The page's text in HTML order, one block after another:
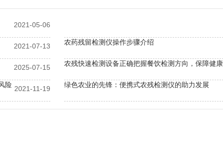
2021-05-06
农药残留检测仪操作步骤介绍
2021-07-13
农残快速检测设备正确把握餐饮检测方向，保障健
2025-07-15
险 绿色农业的先锋：便携式农残检测仪的助力发展
2021-11-19